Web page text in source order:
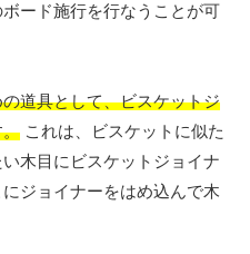
ード施行を行なうことが可
道具として、ビスケットジ
。 これは、ビスケットに似た
木目にビスケットジョイナ
ジョイナーをはめ込んで木